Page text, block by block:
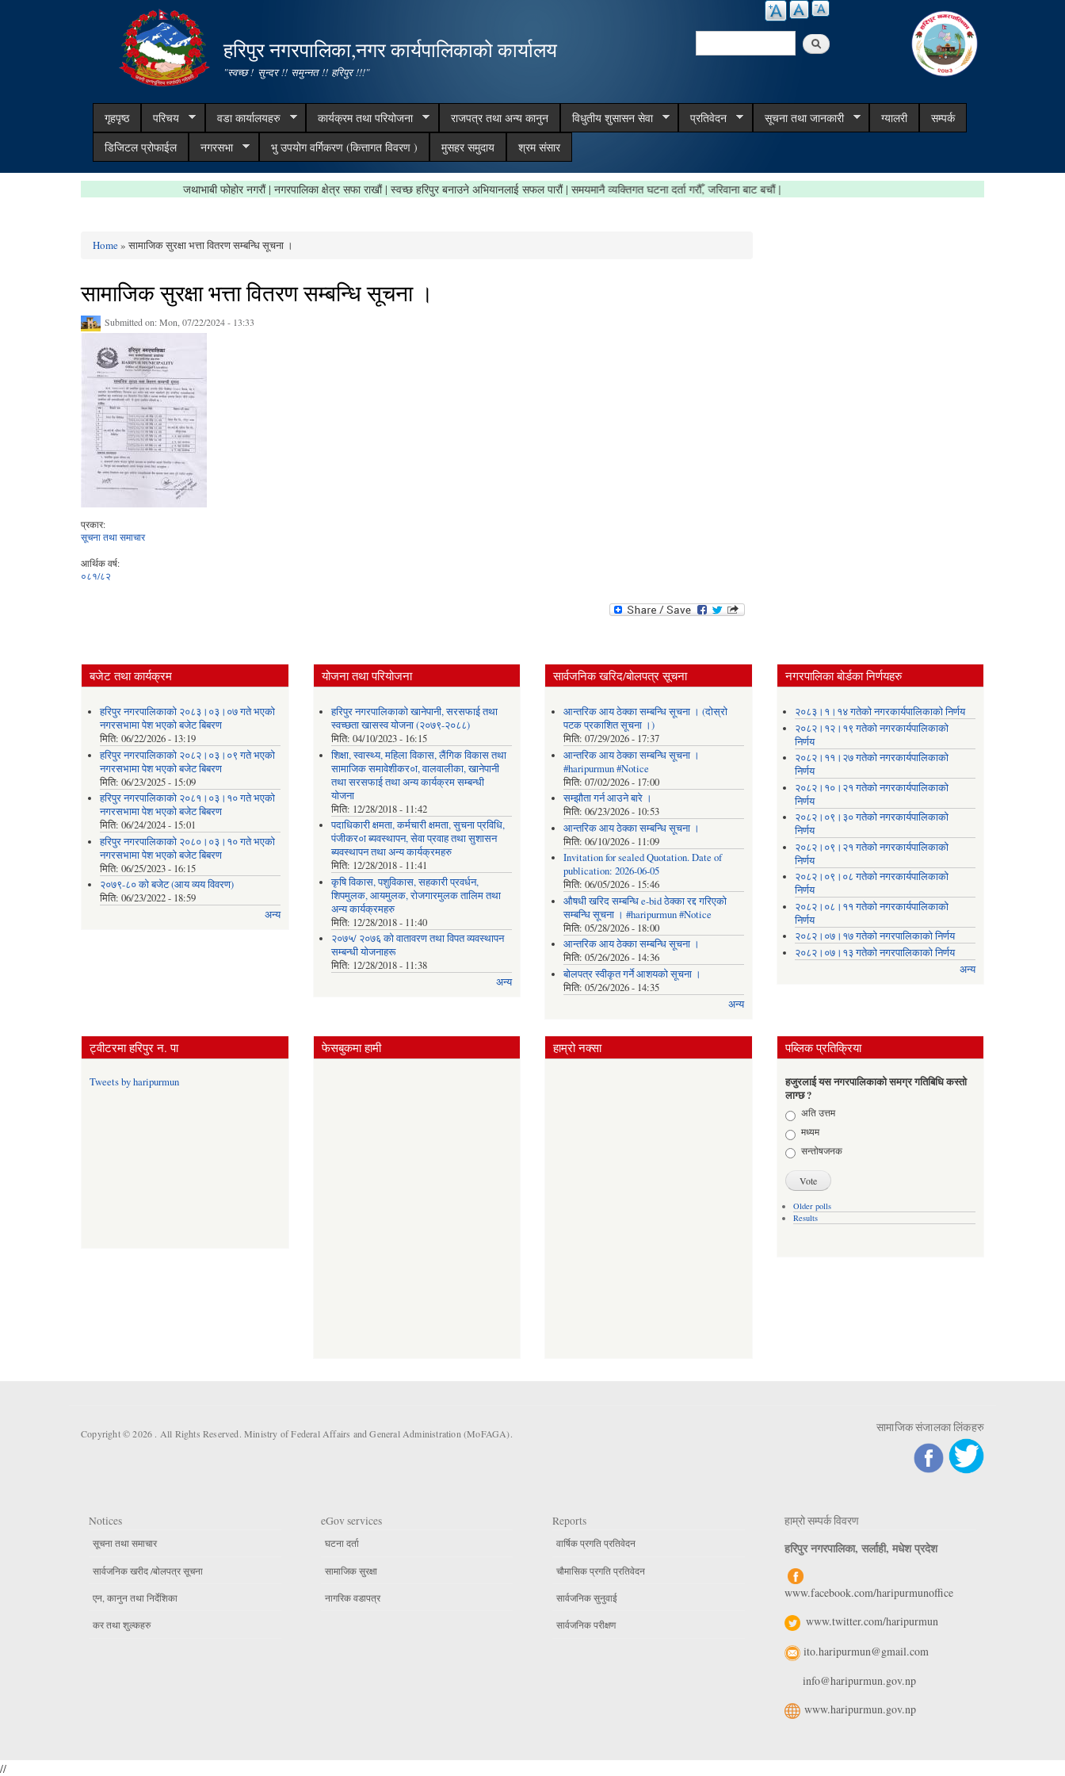
content
हरिपुर नगरपालिका,नगर कार्यपालिकाको कार्यालय
"स्वच्छ ! सुन्दर !! समुन्नत !! हरिपुर !!!"
Search
गृहपृष्ठ परिचय वडा कार्यालयहरु कार्यक्रम तथा परियोजना राजपत्र तथा अन्य कानुन विधुतीय शुसासन सेवा प्रतिवेदन सूचना तथा जानकारी ग्यालरी
सम्पर्क
डिजिटल प्रोफाईल
नगरसभा भु उपयोग वर्गिकरण (कित्तागत विवरण ) मुसहर समुदाय श्रम संसार
जथाभाबी फोहोर नगरौं | नगरपालिका क्षेत्र सफा राखौं | स्वच्छ हरिपुर बनाउने अभियानलाई सफल पारौं | समयमानै व्यक्तिगत घटना दर्ता गरौँ, जरिवाना बाट बचौं |
Home» सामाजिक सुरक्षा भत्ता वितरण सम्बन्धि सूचना ।
सामाजिक सुरक्षा भत्ता वितरण सम्बन्धि सूचना ।
Submitted on:Mon, 07/22/2024 - 13:33
प्रकार:
सूचना तथा समाचार
आर्थिक वर्ष:
०८१/८२
बजेट तथा कार्यक्रम
हरिपुर नगरपालिकाको २०८३।०३।०७ गते भएको
नगरसभामा पेश भएको बजेट बिबरण
मिति: 06/22/2026 - 13:19
हरिपुर नगरपालिकाको २०८२।०३।०९ गते भएको
नगरसभामा पेश भएको बजेट बिबरण
मिति: 06/23/2025 - 15:09
हरिपुर नगरपालिकाको २०८१।०३।१० गते भएको
नगरसभामा पेश भएको बजेट बिबरण
मिति: 06/24/2024 - 15:01
हरिपुर नगरपालिकाको २०८०।०३।१० गते भएको
नगरसभामा पेश भएको बजेट बिबरण
मिति: 06/25/2023 - 16:15
२०७९-८० को बजेट (आय व्यय विवरण)
मिति: 06/23/2022 - 18:59
अन्य
योजना तथा परियोजना
हरिपुर नगरपालिकाको खानेपानी, सरसफाई तथा
स्वच्छता खासस्व योजना (२०७९-२०८८)
मिति:04/10/2023 - 16:15
शिक्षा, स्वास्थ्य, महिला विकास, लैंगिक विकास तथा
सामाजिक समावेशीकर०ा, वालवालीका, खानेपानी
तथा सरसफाई तथा अन्य कार्यक्रम सम्बन्धी
योजना
मिति: 12/28/2018 - 11:42
पदाधिकारी क्षमता, कर्मचारी क्षमता, सुचना प्रविधि,
पंजीकर०ा ब्यवस्थापन, सेवा प्रवाह तथा सुशासन
ब्यवस्थापन तथा अन्य कार्यक्रमहरु
मिति: 12/28/2018 - 11:41
कृषि विकास, पशुविकास, सहकारी प्रवर्धन,
शिपमुलक, आयमुलक, रोजगारमुलक तालिम तथा
अन्य कार्यक्रमहरु
मिति: 12/28/2018 - 11:40
२०७५/ २०७६ को वातावरण तथा विपत व्यवस्थापन
सम्बन्धी योजनाहरू
मिति: 12/28/2018 - 11:38
अन्य
सार्वजनिक खरिद/बोलपत्र सूचना
आन्तरिक आय ठेक्का सम्बन्धि सूचना । (दोस्रो
पटक प्रकाशित सूचना ।)
मिति: 07/29/2026 - 17:37
आन्तरिक आय ठेक्का सम्बन्धि सूचना ।
#haripurmun #Notice
मिति: 07/02/2026 - 17:00
सम्झौता गर्न आउने बारे ।
मिति: 06/23/2026 - 10:53
आन्तरिक आय ठेक्का सम्बन्धि सूचना ।
मिति: 06/10/2026 - 11:09
Invitation for sealed Quotation. Date of
publication: 2026-06-05
मिति: 06/05/2026 - 15:46
औषधी खरिद सम्बन्धि e-bid ठेक्का रद्द गरिएको
सम्बन्धि सूचना । #haripurmun #Notice
मिति: 05/28/2026 - 18:00
आन्तरिक आय ठेक्का सम्बन्धि सूचना ।
मिति: 05/26/2026 - 14:36
बोलपत्र स्वीकृत गर्ने आशयको सूचना ।
मिति: 05/26/2026 - 14:35
अन्य
नगरपालिका बोर्डका निर्णयहरु
२०८३।१।१४ गतेको नगरकार्यपालिकाको निर्णय
२०८२।१२।१९ गतेको नगरकार्यपालिकाको
निर्णय
२०८२।११।२७ गतेको नगरकार्यपालिकाको
निर्णय
२०८२।१०।२१ गतेको नगरकार्यपालिकाको
निर्णय
२०८२।०९।३० गतेको नगरकार्यपालिकाको
निर्णय
२०८२।०९।२१ गतेको नगरकार्यपालिकाको
निर्णय
२०८२।०९।०८ गतेको नगरकार्यपालिकाको
निर्णय
२०८२।०८।११ गतेको नगरकार्यपालिकाको
निर्णय
२०८२।०७।१७ गतेको नगरपालिकाको निर्णय
२०८२।०७।१३ गतेको नगरपालिकाको निर्णय
अन्य
ट्वीटरमा हरिपुर न. पा
Tweets by haripurmun
फेसबुकमा हामी हाम्रो नक्सा पब्लिक प्रतिक्रिया
हजुरलाई यस नगरपालिकाको समग्र गतिबिधि कस्तो
लाग्छ ?
Choicesअति उत्तम
मध्यम
सन्तोषजनक
Older polls
Results
Copyright © 2026 . All Rights Reserved. Ministry of Federal Affairs and General Administration (MoFAGA). सामाजिक संजालका लिंकहरु
Notices
सूचना तथा समाचार
सार्वजनिक खरीद /बोलपत्र सूचना
एन, कानुन तथा निर्देशिका
कर तथा शुल्कहरु
eGov services
घटना दर्ता
सामाजिक सुरक्षा
नागरिक वडापत्र
Reports
वार्षिक प्रगति प्रतिवेदन
चौमासिक प्रगति प्रतिवेदन
सार्वजनिक सुनुवाई
सार्वजनिक परीक्षण
हाम्रो सम्पर्क विवरण
हरिपुर नगरपालिका, सर्लाही, मधेश प्रदेश
www.facebook.com/haripurmunoffice
www.twitter.com/haripurmun
ito.haripurmun@gmail.com
info@haripurmun.gov.np
www.haripurmun.gov.np
//